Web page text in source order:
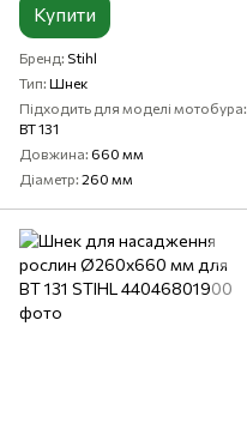
Купити
Бренд Stihl
Тип Шнек
Підходить для моделі мотобура
BT 131
Довжина 660 мм
Діаметр 260 мм